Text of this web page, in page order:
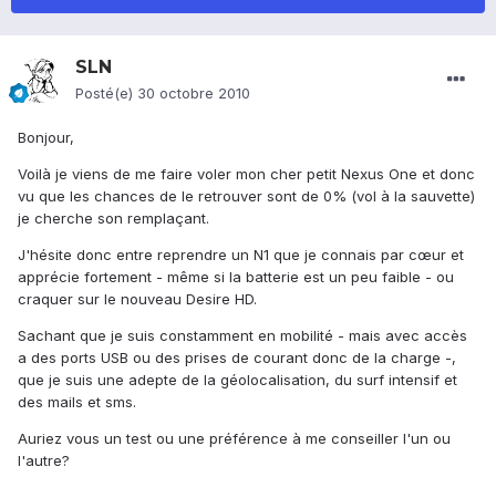
SLN
Posté(e) 30 octobre 2010
Bonjour,
Voilà je viens de me faire voler mon cher petit Nexus One et donc
vu que les chances de le retrouver sont de 0% (vol à la sauvette)
je cherche son remplaçant.
J'hésite donc entre reprendre un N1 que je connais par cœur et
apprécie fortement - même si la batterie est un peu faible - ou
craquer sur le nouveau Desire HD.
Sachant que je suis constamment en mobilité - mais avec accès
a des ports USB ou des prises de courant donc de la charge -,
que je suis une adepte de la géolocalisation, du surf intensif et
des mails et sms.
Auriez vous un test ou une préférence à me conseiller l'un ou
l'autre?